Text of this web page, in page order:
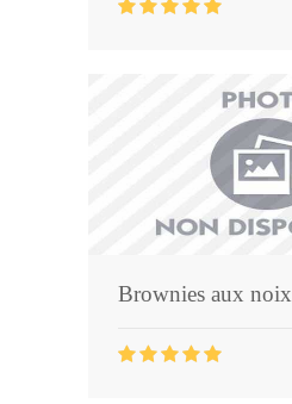
Brownies aux noix